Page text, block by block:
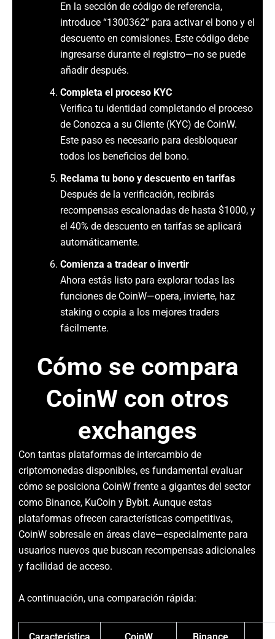
En la sección de código de referencia,
introduce “1300362” para activar el bono y el
descuento en comisiones. Este código debe
ingresarse durante el registro—no se puede
añadir después.
Completa el proceso KYC
Verifica tu identidad completando el proceso
de Conozca a su Cliente (KYC) de CoinW.
Este paso es necesario para desbloquear
todos los beneficios del bono.
Reclama tu bono y descuento en tarifas
Después de la verificación, recibirás
recompensas escalonadas de hasta $1000, y
el 40% de descuento en tarifas se aplicará
automáticamente.
Comienza a tradear o invertir
Ahora estás listo para explorar todas las
funciones de CoinW—opera, invierte, haz
staking o copia a los mejores traders
fácilmente.
Cómo se compara
CoinW con otros
exchanges
Con tantas plataformas de intercambio de
criptomonedas disponibles, es fundamental evaluar
cómo se posiciona CoinW frente a gigantes del sector
como Binance, KuCoin y Bybit. Aunque estas
plataformas ofrecen características competitivas,
CoinW sobresale en áreas clave—especialmente para
usuarios nuevos que buscan recompensas adicionales
y facilidad de acceso.
A continuación, una comparación rápida: